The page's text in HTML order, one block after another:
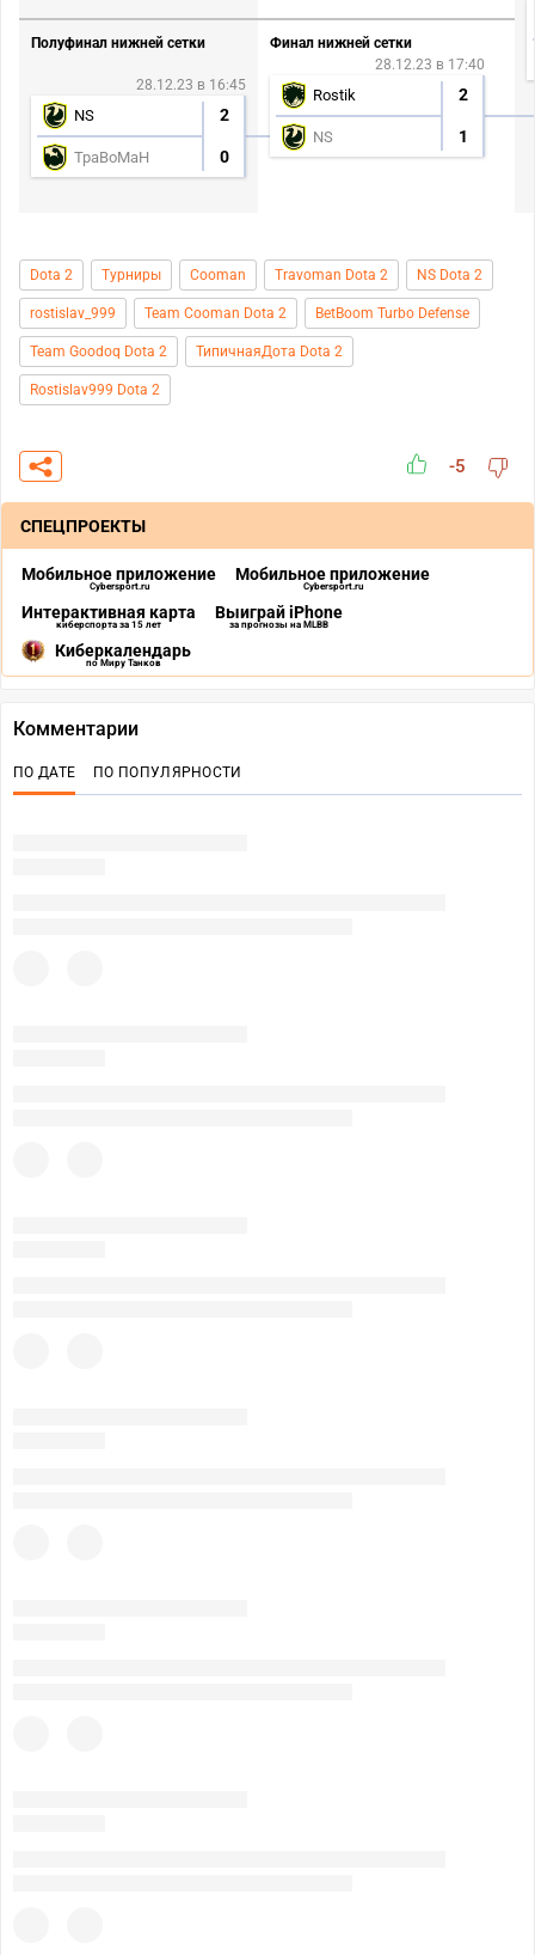
Полуфинал нижней сетки
28.12.23 в 16:45
NS 2
TpaBoMaH 0
Финал нижней сетки
28.12.23 в 17:40
Rostik 2
NS 1
Dota 2 Турниры Cooman Travoman Dota 2 NS Dota 2
rostislav_999 Team Cooman Dota 2 BetBoom Turbo Defense
Team Goodoq Dota 2 ТипичнаяДота Dota 2
Rostislav999 Dota 2
-5
СПЕЦПРОЕКТЫ
Мобильное приложение
Cybersport.ru
Мобильное приложение
Cybersport.ru
Интерактивная карта
киберспорта за 15 лет
Выиграй iPhone
за прогнозы на MLBB
Киберкалендарь
по Миру Танков
Комментарии
ПО ДАТЕ ПО ПОПУЛЯРНОСТИ